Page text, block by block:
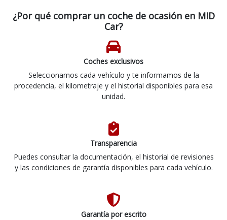
¿Por qué comprar un coche de ocasión en MID
Car?
Coches exclusivos
Seleccionamos cada vehículo y te informamos de la
procedencia, el kilometraje y el historial disponibles para esa
unidad.
Transparencia
Puedes consultar la documentación, el historial de revisiones
y las condiciones de garantía disponibles para cada vehículo.
Garantía por escrito